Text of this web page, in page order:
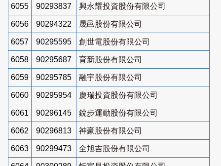
6055 90293837 興永耀投資股份有限公司
6056 90294322 晟邑股份有限公司
6057 90295595 創世電股份有限公司
6058 90295687 育新股份有限公司
6059 90295785 融宇股份有限公司
6060 90295954 慶瑞投資股份有限公司
6061 90296145 銳步運動股份有限公司
6062 90296813 神豪股份有限公司
6063 90299473 全旭吉股份有限公司